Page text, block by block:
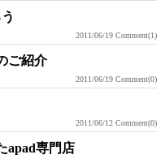
2011/06/19 Comment(1)
ご紹介
2011/06/19 Comment(0)
2011/06/12 Comment(0)
apad専門店